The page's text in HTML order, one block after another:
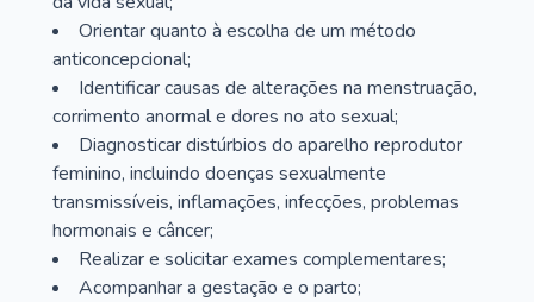
Orientar quanto à escolha de um método
anticoncepcional;
Identificar causas de alterações na menstruação,
corrimento anormal e dores no ato sexual;
Diagnosticar distúrbios do aparelho reprodutor
feminino, incluindo doenças sexualmente
transmissíveis, inflamações, infecções, problemas
hormonais e câncer;
Realizar e solicitar exames complementares;
Acompanhar a gestação e o parto;